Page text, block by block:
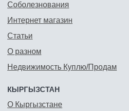
Соболезнования
Интернет магазин
Статьи
О разном
Недвижимость Куплю/Продам
КЫРГЫЗСТАН
О Кыргызстане